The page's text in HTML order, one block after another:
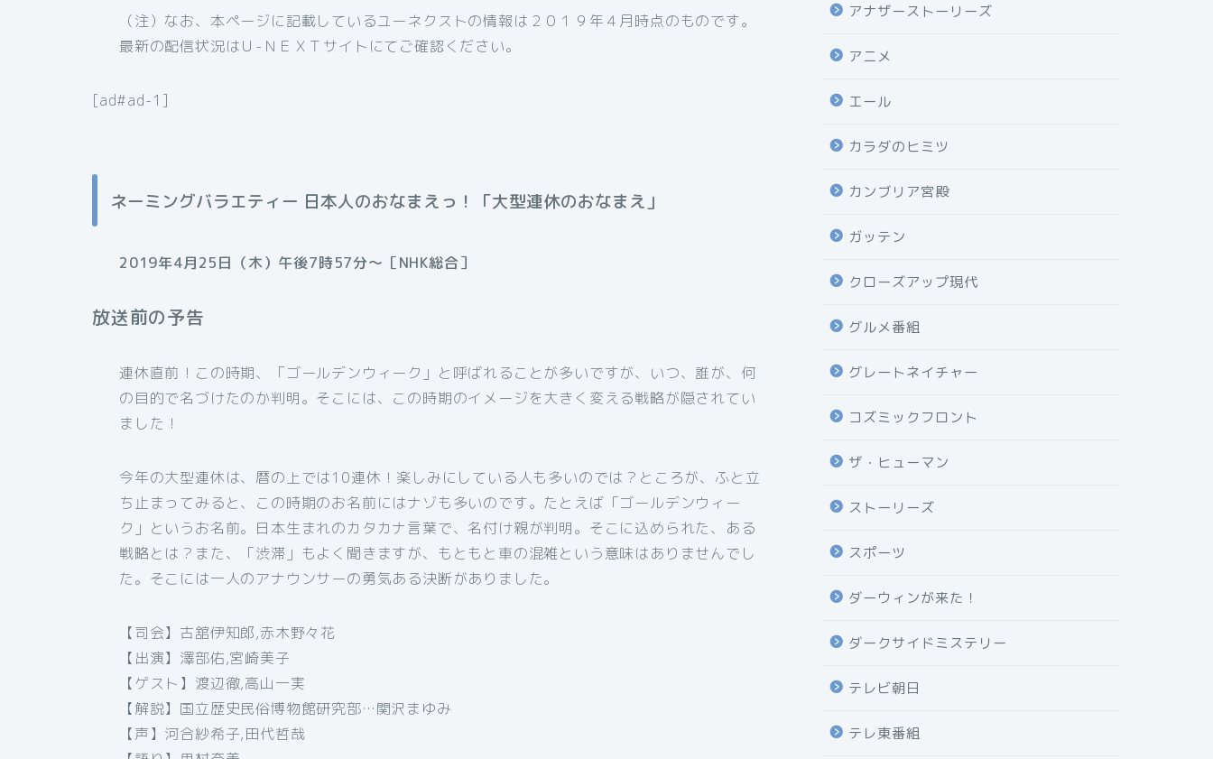
（注）なお、本ページに記載しているユーネクストの情報は２０１９年４月時点のものです。
最新の配信状況はＵ-ＮＥＸＴサイトにてご確認ください。
[ad#ad-1]
ネーミングバラエティー 日本人のおなまえっ！「大型連休のおなまえ」
2019年4月25日（木）午後7時57分～［NHK総合］
放送前の予告
連休直前！この時期、「ゴールデンウィーク」と呼ばれることが多いですが、いつ、誰が、何
の目的で名づけたのか判明。そこには、この時期のイメージを大きく変える戦略が隠されてい
ました！
今年の大型連休は、暦の上では10連休！楽しみにしている人も多いのでは？ところが、ふと立
ち止まってみると、この時期のお名前にはナゾも多いのです。たとえば「ゴールデンウィー
ク」というお名前。日本生まれのカタカナ言葉で、名付け親が判明。そこに込められた、ある
戦略とは？また、「渋滞」もよく聞きますが、もともと車の混雑という意味はありませんでし
た。そこには一人のアナウンサーの勇気ある決断がありました。
【司会】古舘伊知郎,赤木野々花
【出演】澤部佑,宮崎美子
【ゲスト】渡辺徹,高山一実
【解説】国立歴史民俗博物館研究部…関沢まゆみ
【声】河合紗希子,田代哲哉
アナザーストーリーズ
アニメ
エール
カラダのヒミツ
カンブリア宮殿
ガッテン
クローズアップ現代
グルメ番組
グレートネイチャー
コズミックフロント
ザ・ヒューマン
ストーリーズ
スポーツ
ダーウィンが来た！
ダークサイドミステリー
テレビ朝日
テレ東番組